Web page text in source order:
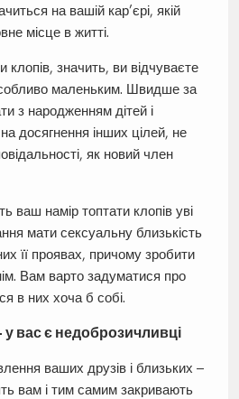
на вашій кар’єрі, якій
місце в житті.
значить, ви відчуваєте
маленьким. Швидше за
з народженням дітей і
досягнення інших цілей, не
як новий член
ваш намір топтати клопів уві
мати сексуальну близькість
її проявах, причому зробити
Вам варто задуматися про
в них хоча б собі.
вас є недоброзичливці
ваших друзів і близьких –
вам і тим самим закривають